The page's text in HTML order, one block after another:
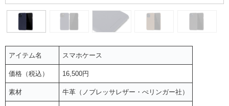
アイテム名 スマホケース
価格（税込） 16,500円
素材 牛革（ノブレッサレザー・ぺリンガー社）